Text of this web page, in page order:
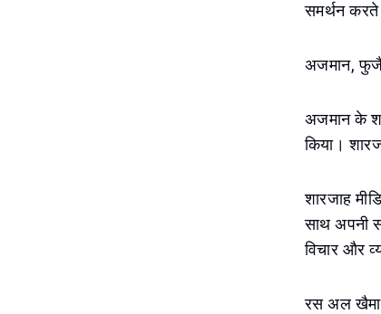
समर्थन करते
अजमान,
अजमान के
किया।
शारजाह
साथ अपनी
विचार और
रस अल